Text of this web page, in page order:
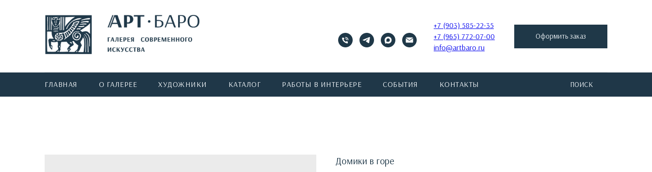
+7 (903) 585-22-35
+7 (965) 772-07-00
info@artbaro.ru
Оформить заказ
ПОИСК
ГЛАВНАЯ О ГАЛЕРЕЕ ХУДОЖНИКИ КАТАЛОГ РАБОТЫ В ИНТЕРЬЕРЕ СОБЫТИЯ КОНТАКТЫ
Домики в горе